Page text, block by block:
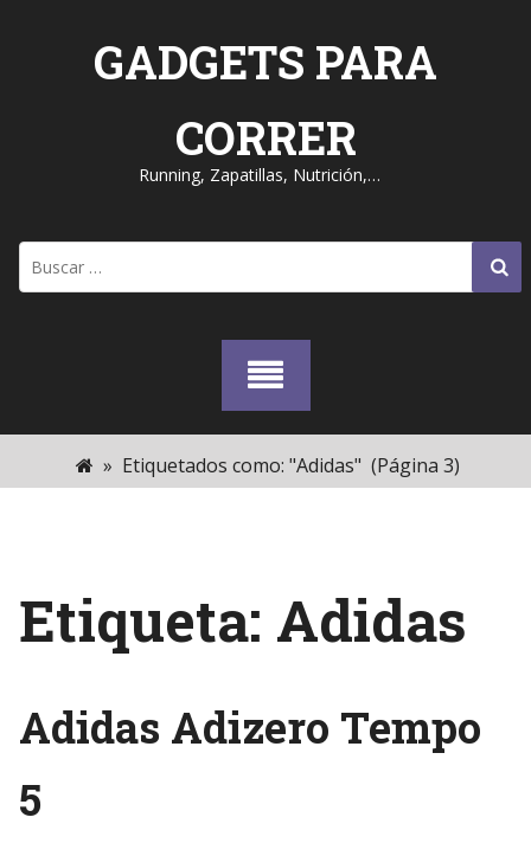
GADGETS PARA
CORRER
Running, Zapatillas, Nutrición,…
» Etiquetados como: "Adidas" (Página 3)
Etiqueta: Adidas
Adidas Adizero Tempo
5